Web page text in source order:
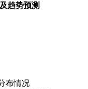
趋势预测
情况